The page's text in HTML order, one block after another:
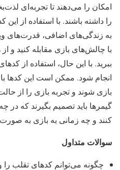
امکان را می‌دهند تا تجربه‌ای
را داشته باشند. با استفاده از
به زندگی‌های اضافی، قدرت‌های
با چالش‌های بازی مقابله کنید و
ببرید. با این حال، استفاده از
انجام شود. ممکن است این
بازی شوند و تجربه بازی را از
گیمرها باید تصمیم بگیرند که در
کنند و چه زمانی به بازی به
سوالات متداول
چگونه می‌توانم کدهای تقلب را